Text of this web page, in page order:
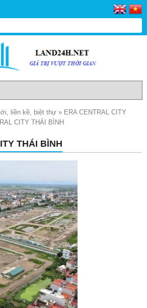
liền kề, biệt thự » ERA CENTRAL CITY
CITY THÁI BÌNH
THÁI BÌNH